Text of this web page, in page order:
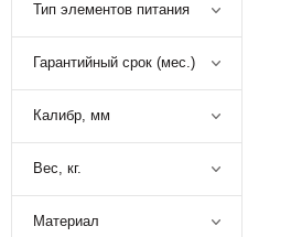
Тип элементов питания
Гарантийный срок (мес.)
Калибр, мм
Вес, кг.
Материал